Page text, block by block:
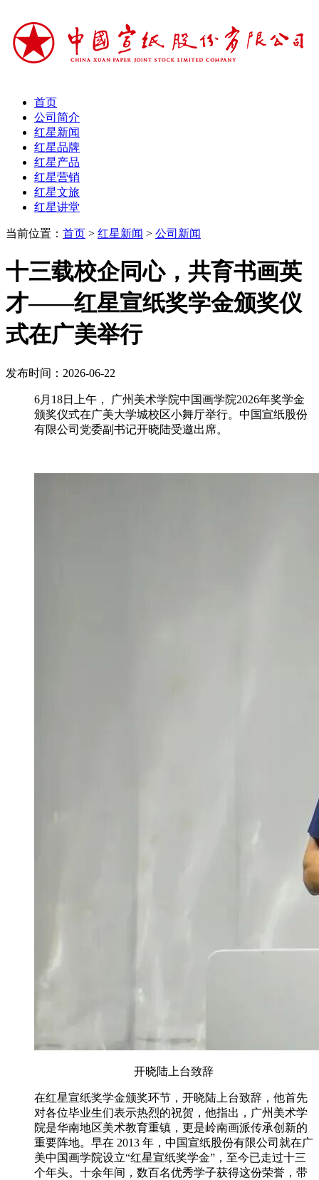
首页
公司简介
红星新闻
红星品牌
红星产品
红星营销
红星文旅
红星讲堂
当前位置： 首页 > 红星新闻 > 公司新闻
十三载校企同心，共育书画英
才——红星宣纸奖学金颁奖仪
式在广美举行
发布时间：2026-06-22
6月18日上午， 广州美术学院中国画学院2026年奖学金
颁奖仪式在广美大学城校区小舞厅举行。中国宣纸股份
有限公司党委副书记开晓陆受邀出席。
开晓陆上台致辞
在红星宣纸奖学金颁奖环节，开晓陆上台致辞，他首先
对各位毕业生们表示热烈的祝贺，他指出，广州美术学
院是华南地区美术教育重镇，更是岭南画派传承创新的
重要阵地。早在 2013 年，中国宣纸股份有限公司就在广
美中国画学院设立“红星宣纸奖学金”，至今已走过十三
个年头。十余年间，数百名优秀学子获得这份荣誉，带